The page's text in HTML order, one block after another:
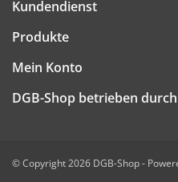
Kundendienst
Produkte
Mein Konto
DGB-Shop betrieben durch
© Copyright 2026 DGB-Shop -